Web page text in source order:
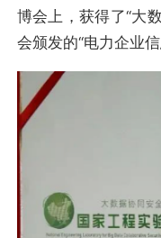
博会上，获得了“大
会颁发的“电力企业